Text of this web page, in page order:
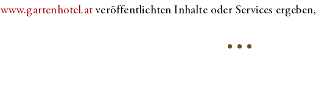
www.gartenhotel.atveröffentlichten Inhalte oder Services ergeben,